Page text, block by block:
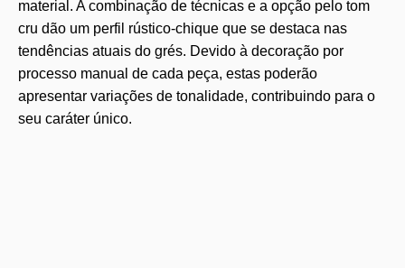
material. A combinação de técnicas e a opção pelo tom
cru dão um perfil rústico-chique que se destaca nas
tendências atuais do grés. Devido à decoração por
processo manual de cada peça, estas poderão
apresentar variações de tonalidade, contribuindo para o
seu caráter único.